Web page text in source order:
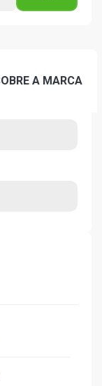
A MARCA